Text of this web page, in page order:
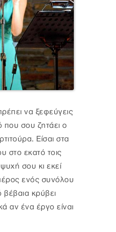
να ξεφεύγεις
σου ζητάει ο
Είσαι στα
στο εκατό τοις
σου κι εκεί
ενός συνόλου
κρύβει
αν ένα έργο είναι